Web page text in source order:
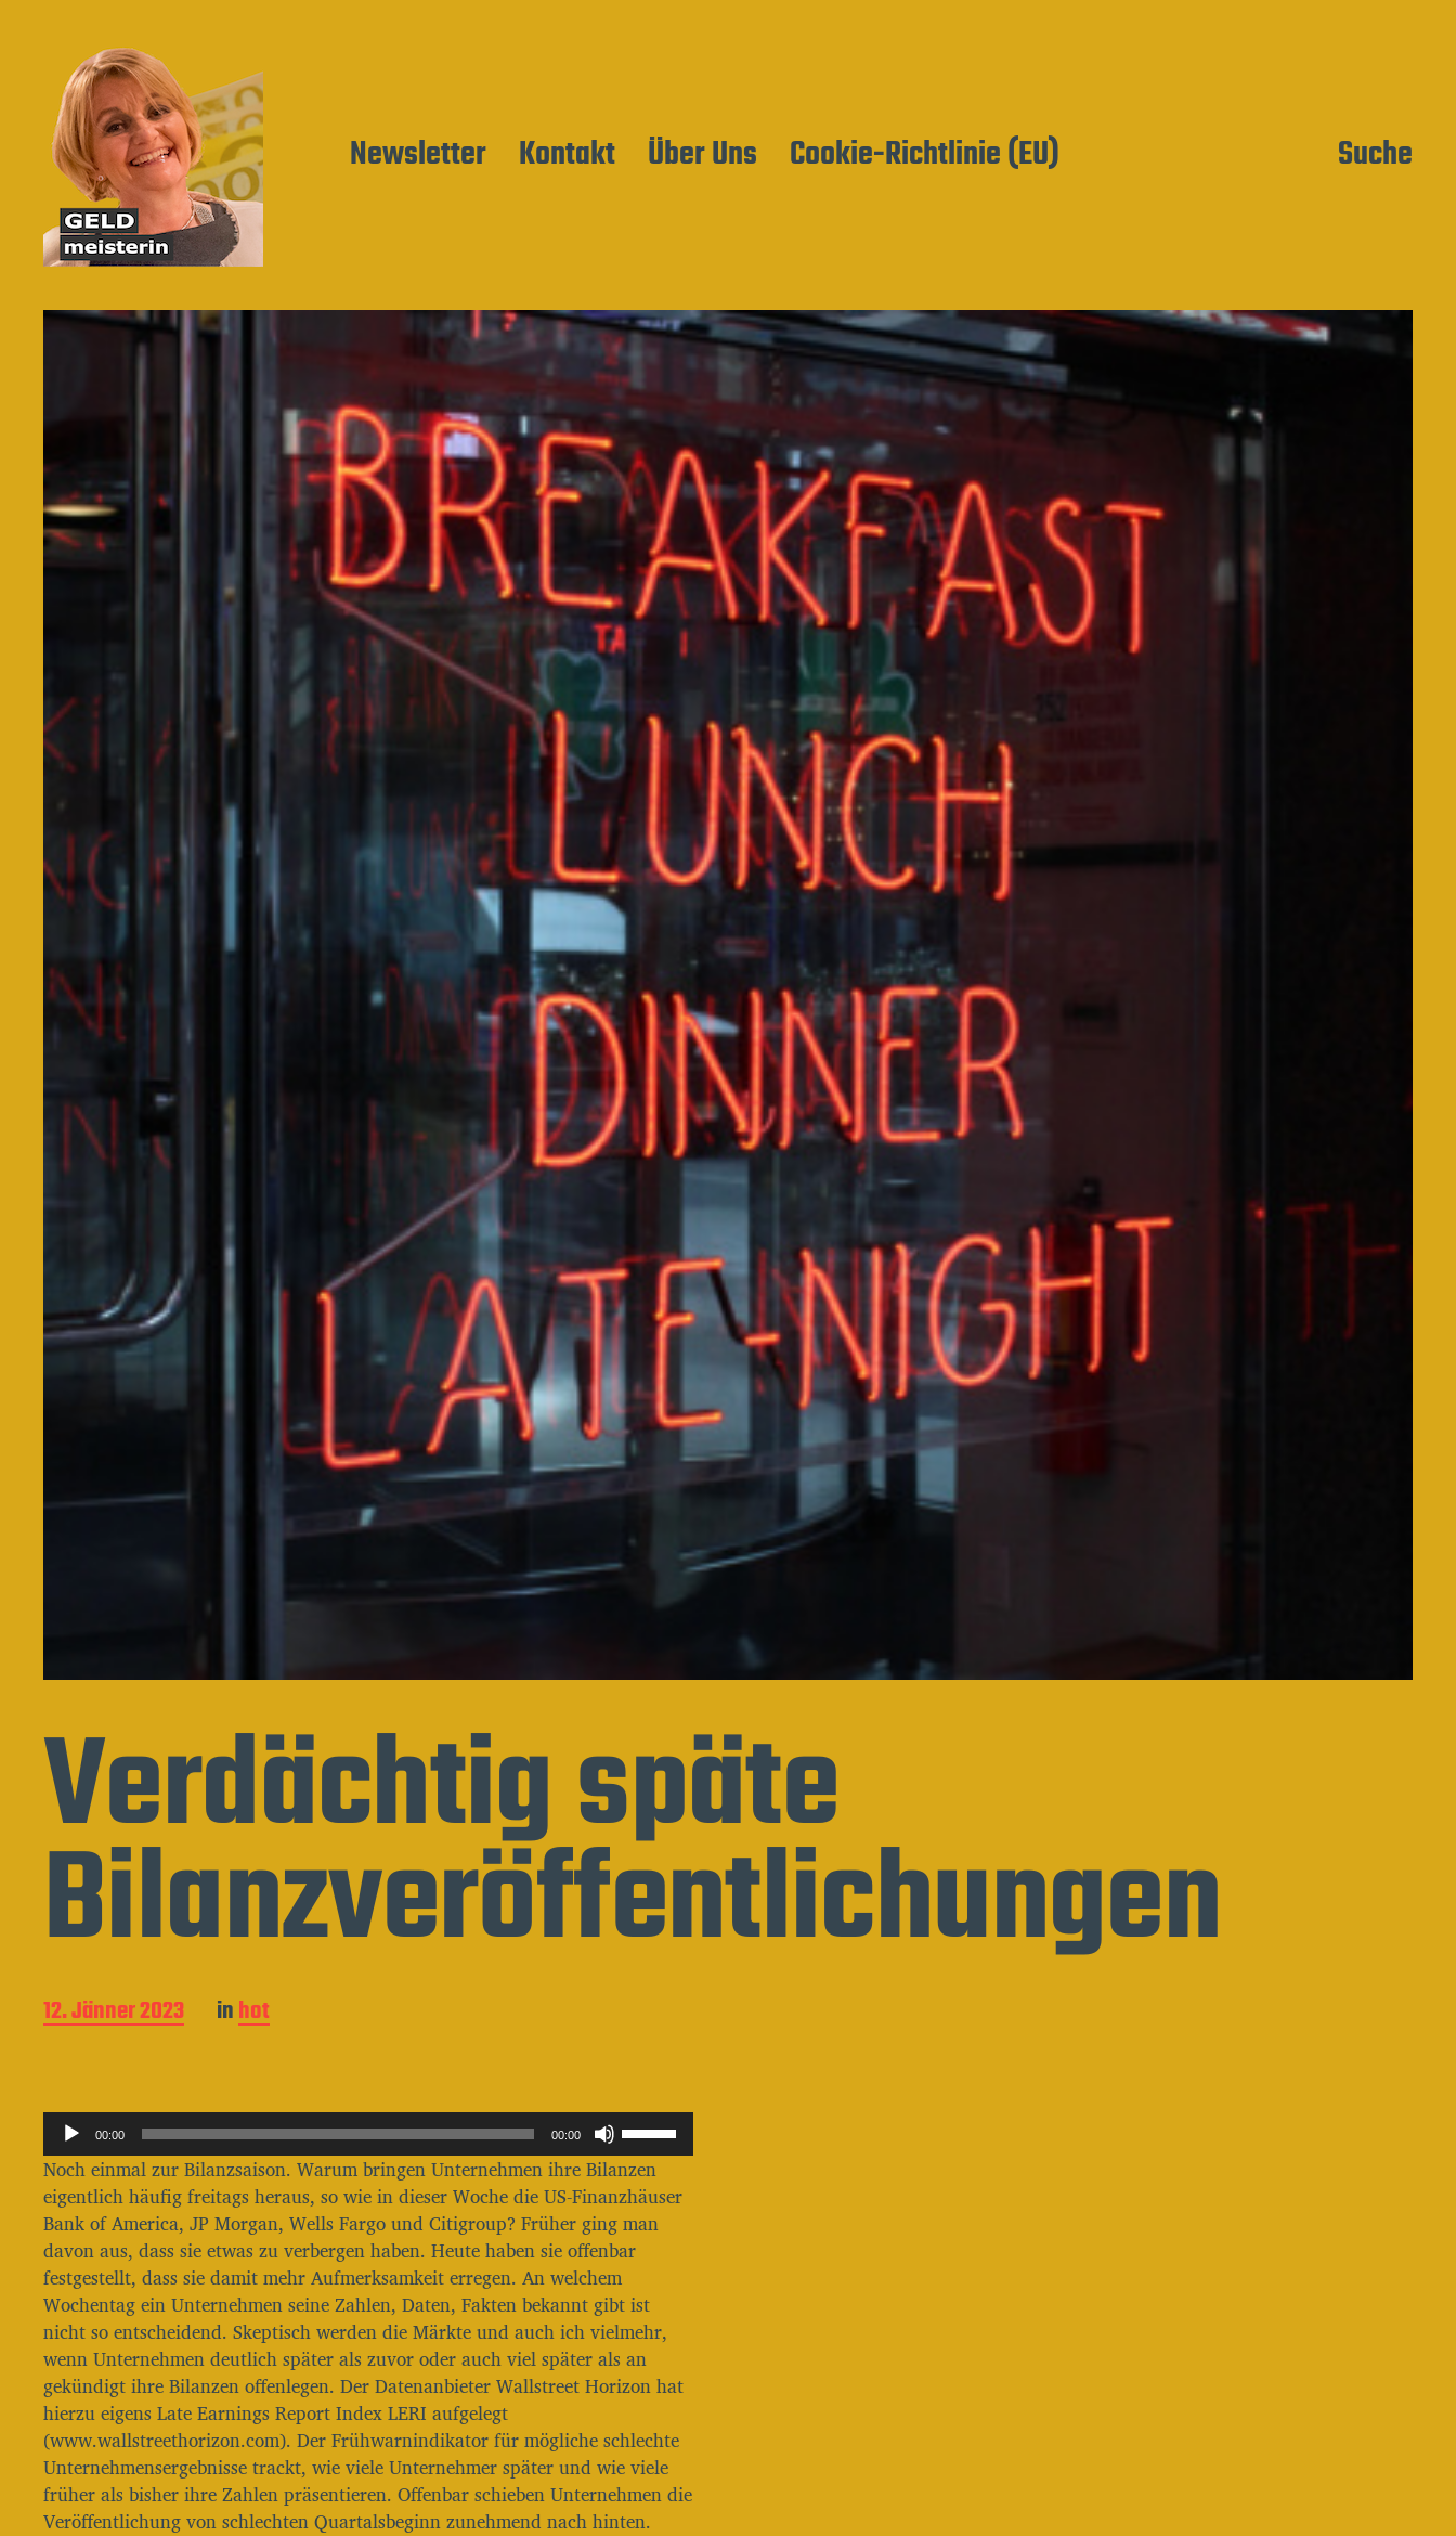
Newsletter Kontakt Über Uns Cookie-Richtlinie (EU) Suche
Verdächtig späte
Bilanzveröffentlichungen
B
e
r
g
s
d
a
t
u
m
12. Jänner 2023 inhot
u
d
i
o
-
P
l
a
y
e
r
00:00 00:00
f
e
l
t
a
t
e
n
H
o
/
R
u
n
Noch einmal zur Bilanzsaison. Warum bringen Unternehmen ihre Bilanzen
eigentlich häufig freitags heraus, so wie in dieser Woche die US-Finanzhäuser
Bank of America, JP Morgan, Wells Fargo und Citigroup? Früher ging man
davon aus, dass sie etwas zu verbergen haben. Heute haben sie offenbar
festgestellt, dass sie damit mehr Aufmerksamkeit erregen. An welchem
Wochentag ein Unternehmen seine Zahlen, Daten, Fakten bekannt gibt ist
nicht so entscheidend. Skeptisch werden die Märkte und auch ich vielmehr,
wenn Unternehmen deutlich später als zuvor oder auch viel später als an
gekündigt ihre Bilanzen offenlegen. Der Datenanbieter Wallstreet Horizon hat
hierzu eigens Late Earnings Report Index LERI aufgelegt
(www.wallstreethorizon.com). Der Frühwarnindikator für mögliche schlechte
Unternehmensergebnisse trackt, wie viele Unternehmer später und wie viele
früher als bisher ihre Zahlen präsentieren. Offenbar schieben Unternehmen die
Veröffentlichung von schlechten Quartalsbeginn zunehmend nach hinten.